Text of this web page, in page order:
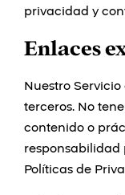
privacidad y
Enlaces
Nuestro
terceros. No
contenido o
responsabilidad
Políticas de